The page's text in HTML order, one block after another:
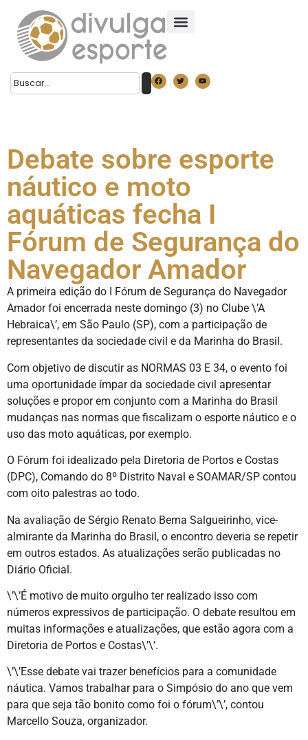
Debate sobre esporte
náutico e moto
aquáticas fecha I
Fórum de Segurança do
Navegador Amador
A primeira edição do I Fórum de Segurança do Navegador
Amador foi encerrada neste domingo (3) no Clube \’A
Hebraica\’, em São Paulo (SP), com a participação de
representantes da sociedade civil e da Marinha do Brasil.
Com objetivo de discutir as NORMAS 03 E 34, o evento foi
uma oportunidade ímpar da sociedade civil apresentar
soluções e propor em conjunto com a Marinha do Brasil
mudanças nas normas que fiscalizam o esporte náutico e o
uso das moto aquáticas, por exemplo.
O Fórum foi idealizado pela Diretoria de Portos e Costas
(DPC), Comando do 8º Distrito Naval e SOAMAR/SP contou
com oito palestras ao todo.
Na avaliação de Sérgio Renato Berna Salgueirinho, vice-
almirante da Marinha do Brasil, o encontro deveria se repetir
em outros estados. As atualizações serão publicadas no
Diário Oficial.
\’\’É motivo de muito orgulho ter realizado isso com
números expressivos de participação. O debate resultou em
muitas informações e atualizações, que estão agora com a
Diretoria de Portos e Costas\’\’.
\’\’Esse debate vai trazer benefícios para a comunidade
náutica. Vamos trabalhar para o Simpósio do ano que vem
para que seja tão bonito como foi o fórum\’\’, contou
Marcello Souza, organizador.